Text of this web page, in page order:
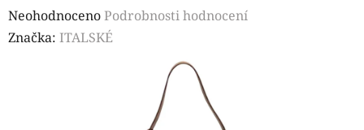
Průměrné
hodnocení
NeohodnocenoPodrobnosti hodnocení
Značka: ITALSKÉ